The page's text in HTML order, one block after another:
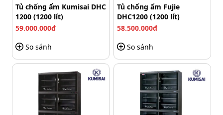
với một khoang rộng rãi giúp bảo quản nhiều thiết bị
cùng lúc. Cánh cửa kính 2 lớp chống xước không chỉ
tốt các thiết bị bên trong.
Tủ chống ẩm Kumisai DHC
1200 (1200 lít)
59.000.000đ
So sánh
Tủ chống ẩm Fujie
DHC1200 (1200 lít)
58.500.000đ
So sánh